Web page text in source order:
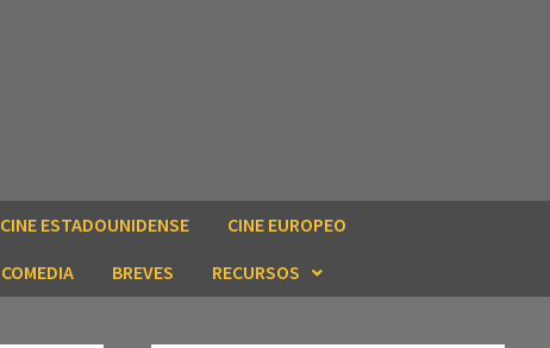
CINE ESTADOUNIDENSE
CINE EUROPEO
COMEDIA BREVES RECURSOS